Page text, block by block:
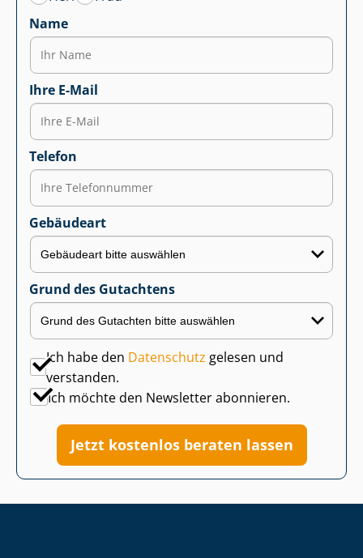
Name
Ihre E-Mail
Telefon
Gebäudeart
Grund des Gutachtens
Ich habe den Datenschutz gelesen und
verstanden.
Ich möchte den Newsletter abonnieren.
Jetzt kostenlos beraten lassen